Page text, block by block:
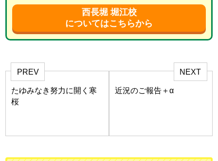
西長堀 堀江校
についてはこちらから
PREV
たゆみなき努力に開く寒
桜
NEXT
近況のご報告＋α